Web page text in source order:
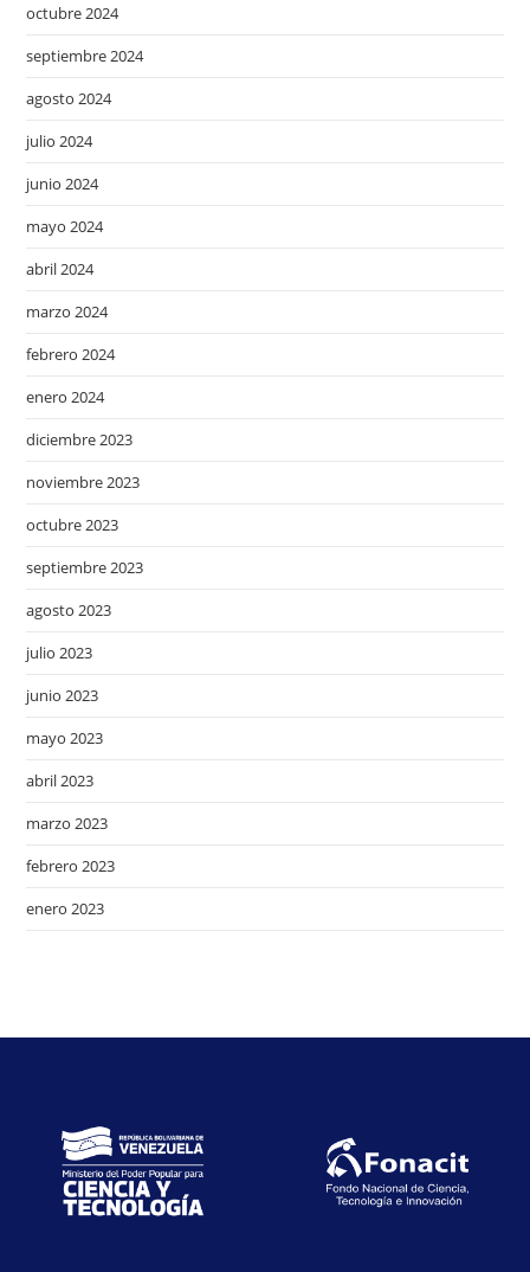
octubre 2024
septiembre 2024
agosto 2024
julio 2024
junio 2024
mayo 2024
abril 2024
marzo 2024
febrero 2024
enero 2024
diciembre 2023
noviembre 2023
octubre 2023
septiembre 2023
agosto 2023
julio 2023
junio 2023
mayo 2023
abril 2023
marzo 2023
febrero 2023
enero 2023